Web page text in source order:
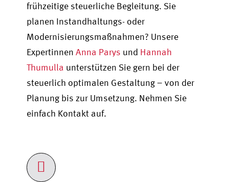
frühzeitige steuerliche Begleitung. Sie
planen Instandhaltungs- oder
Modernisierungsmaßnahmen? Unsere
ExpertinnenAnna Parys und Hannah
Thumulla unterstützen Sie gern bei der
steuerlich optimalen Gestaltung – von der
Planung bis zur Umsetzung. Nehmen Sie
einfach Kontakt auf.